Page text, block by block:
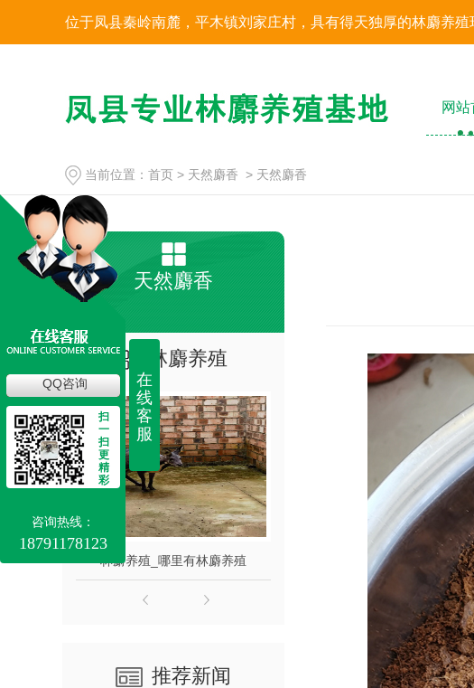
位于凤县秦岭南麓，平木镇刘家庄村，具有得天独厚的林麝养殖
网
当前位置： 首页 > 天然麝香 > 天然麝香
天然麝香
林麝养殖
林麝养殖_哪里有林麝养殖 林麝养殖_陕西林麝
推荐新闻
在
线
客
服
QQ咨询
扫
一
扫
更
精
彩
咨询热线：
18791178123